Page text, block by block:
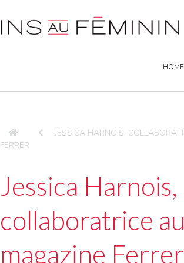
HOME
JESSICA HARNOIS,
FERRER
Jessica Harnois,
collaboratrice au
magazine Ferrer